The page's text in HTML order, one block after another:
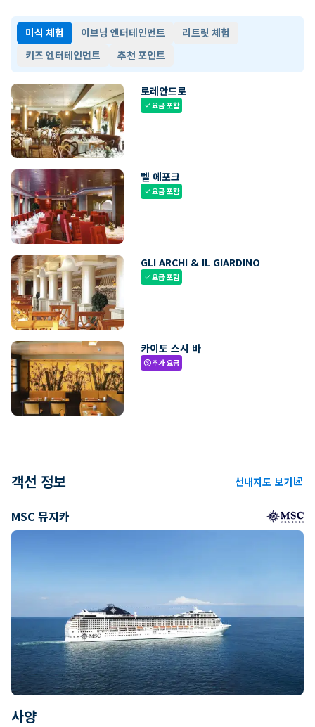
미식 체험 이브닝 엔터테인먼트
리트릿 체험
키즈 엔터테인먼트
추천 포인트
로레안드로
check요금 포함
벨 에포크
check요금 포함
GLI ARCHI & IL GIARDINO
check요금 포함
카이토 스시 바
paid추가 요금
객선 정보 선내지도 보기ungroup
MSC 뮤지카
사양